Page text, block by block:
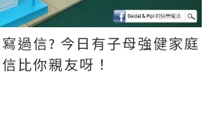
過信? 今日有子母強健家庭
比你親友呀！